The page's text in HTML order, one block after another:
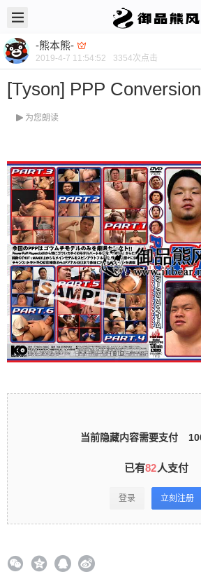
-熊本熊-
2019-4-7 11:54:52 3354次点击
[Tyson] PPP
为您朗读
当前隐藏内容需要支付
已有82人支付
登录 立刻注册
-熊本熊- @ 御品熊风
[Tyson] PPP Conversion
当前隐藏内容需要支付100熊币
立刻注册 0 收藏